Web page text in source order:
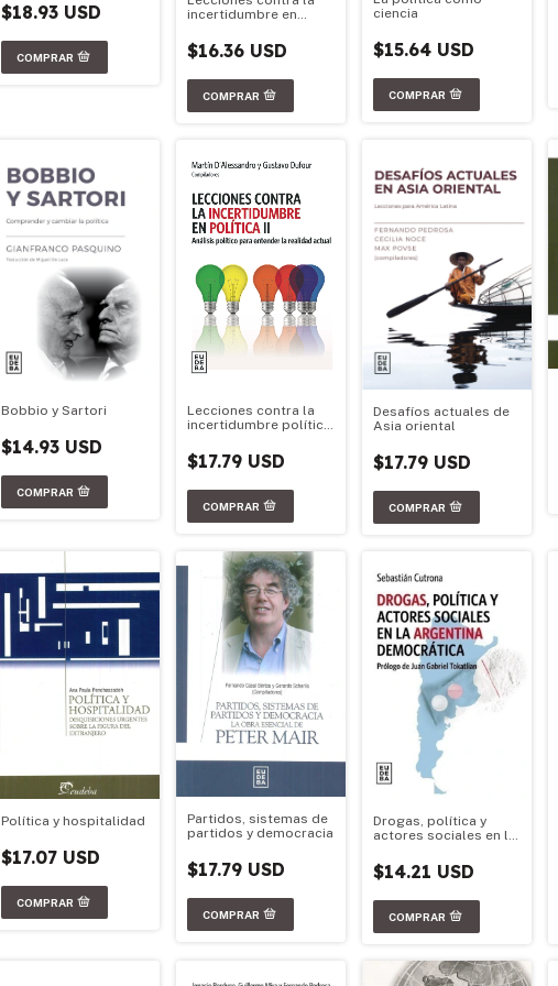
$18.93 USD
incertidumbre en
$16.36 USD
ciencia
$15.64 USD
Bobbio y Sartori
$14.93 USD
Lecciones contra la
incertidumbre política
$17.79 USD
Desafíos actuales de
Asia oriental
$17.79 USD
Política y hospitalidad
$17.07 USD
Partidos, sistemas de
partidos y democracia
$17.79 USD
Drogas, política y
actores sociales en la
democrática
$14.21 USD